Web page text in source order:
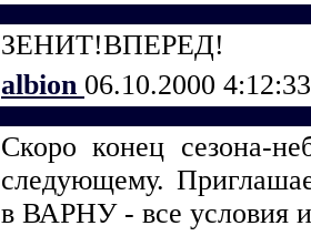
ЗЕНИТ!ВПЕРЕД!
albion 06.10.2000
Скоро конец сезона-
следующему.
в ВАРНУ - все условия